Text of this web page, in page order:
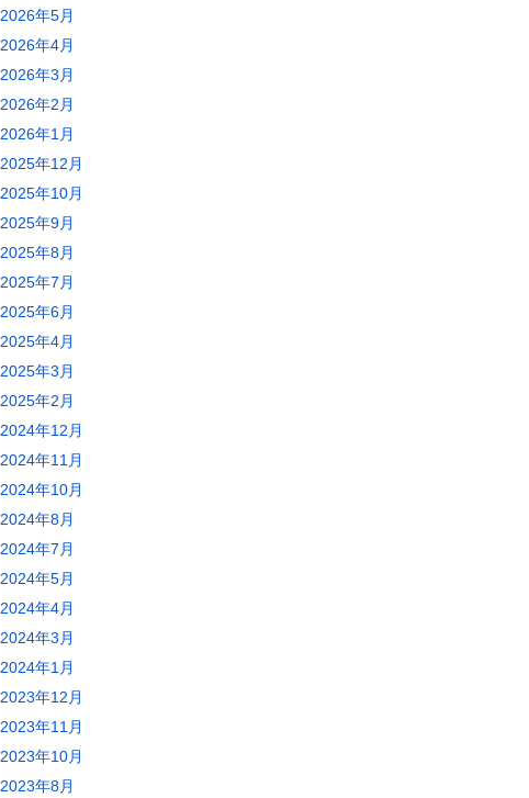
2026年5月
2026年4月
2026年3月
2026年2月
2026年1月
2025年12月
2025年10月
2025年9月
2025年8月
2025年7月
2025年6月
2025年4月
2025年3月
2025年2月
2024年12月
2024年11月
2024年10月
2024年8月
2024年7月
2024年5月
2024年4月
2024年3月
2024年1月
2023年12月
2023年11月
2023年10月
2023年8月